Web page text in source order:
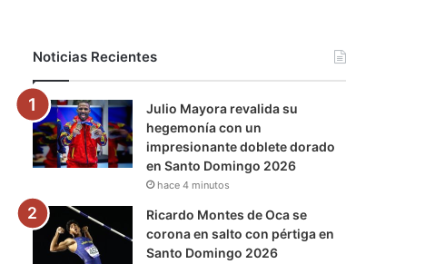
o
k
r
e
r
a
m
a
m
Noticias Recientes
Julio Mayora revalida su
hegemonía con un
impresionante doblete dorado
en Santo Domingo 2026
hace 4 minutos
Ricardo Montes de Oca se
corona en salto con pértiga en
Santo Domingo 2026